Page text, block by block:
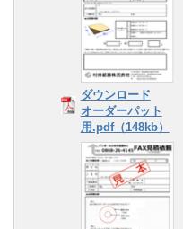
ダウンロード
オーダーパット
用.pdf（148kb）